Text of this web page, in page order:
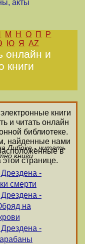
акты
М Н О П
Р
Ю Я AZ
онлайн и
книги
книги
и читать онлайн
библиотеке.
найденные нами
в
странице.
Либоке - читать
книги
-
смерти
-
на
-